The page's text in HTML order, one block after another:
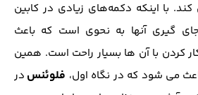
با اینکه دکمه‌های زیادی در کابین
جای گیری آنها به نحوی است که باعث
کردن با آن ها بسیار راحت است. همین
می شود که در نگاه اول، فلوئنس در